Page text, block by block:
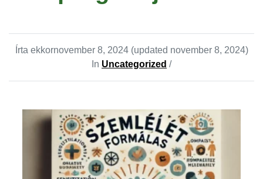
Írta ekkornovember 8, 2024 (updated november 8, 2024)
In Uncategorized /